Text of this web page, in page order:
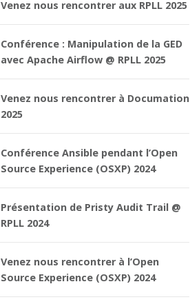
Venez nous rencontrer aux RPLL 2025
Conférence : Manipulation de la GED
avec Apache Airflow @ RPLL 2025
Venez nous rencontrer à Documation
2025
Conférence Ansible pendant l’Open
Source Experience (OSXP) 2024
Présentation de Pristy Audit Trail @
RPLL 2024
Venez nous rencontrer à l’Open
Source Experience (OSXP) 2024